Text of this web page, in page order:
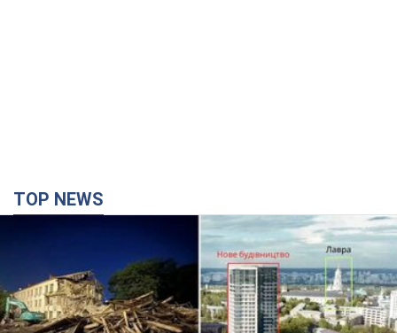
Киево-Печерскую лавру закроют 80-метровым
"монстром"? Почему киевские власти
отказались остановить строительство
небоскреба "московского верующего"
Какая реакция Кличко на петицию по отмене строительства